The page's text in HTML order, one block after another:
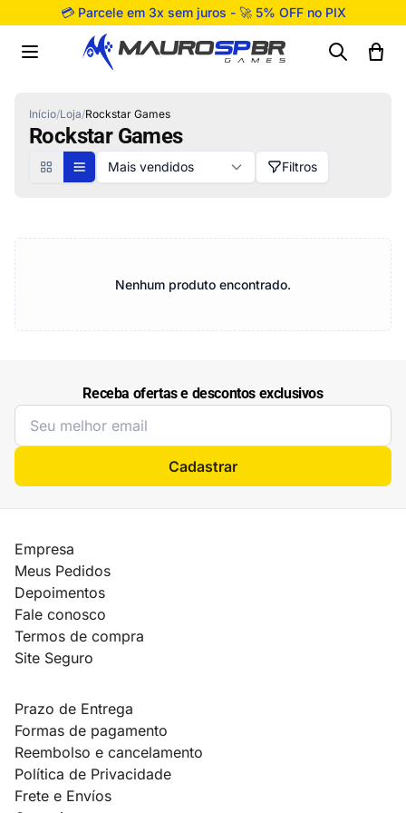
Pular para o conteúdo
💳 Parcele em 3x sem juros - 🚀 5% OFF no PIX
Início/Loja/Rockstar Games
Rockstar Games
Mais vendidos Filtros
Nenhum produto encontrado.
Receba ofertas e descontos exclusivos
Cadastrar
Empresa
Meus Pedidos
Depoimentos
Fale conosco
Termos de compra
Site Seguro
Prazo de Entrega
Formas de pagamento
Reembolso e cancelamento
Política de Privacidade
Frete e Envíos